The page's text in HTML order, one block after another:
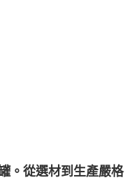
。從選材到生產嚴格